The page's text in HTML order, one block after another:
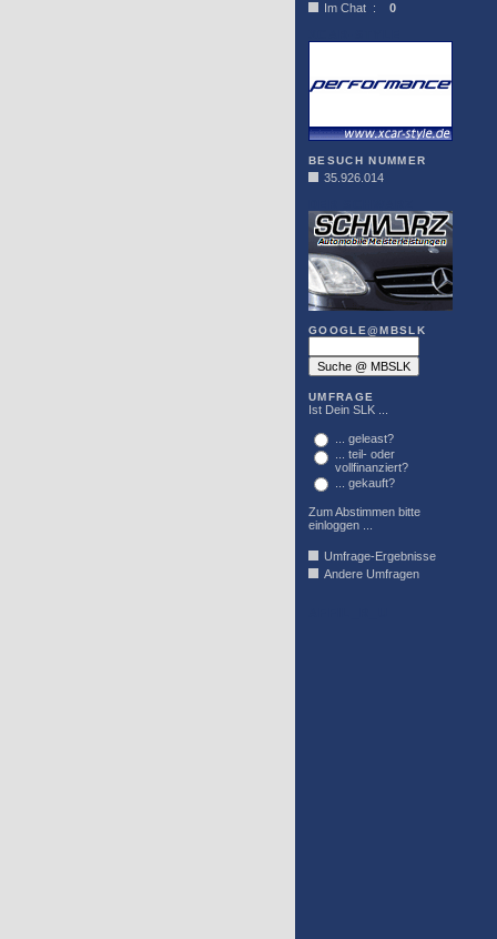
Im Chat : 0
BESUCH NUMMER
35.926.014
GOOGLE@MBSLK
UMFRAGE
Ist Dein SLK ...
... geleast?
... teil- oder
vollfinanziert?
... gekauft?
Zum Abstimmen bitte
einloggen ...
Umfrage-Ergebnisse
Andere Umfragen